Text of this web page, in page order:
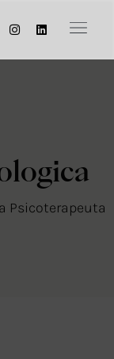
Psicoterapeuta